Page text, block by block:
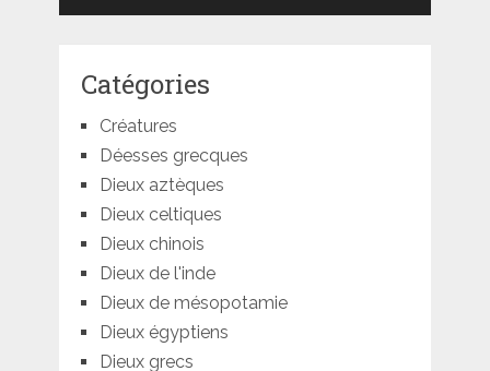
Catégories
Créatures
Déesses grecques
Dieux aztèques
Dieux celtiques
Dieux chinois
Dieux de l'inde
Dieux de mésopotamie
Dieux égyptiens
Dieux grecs